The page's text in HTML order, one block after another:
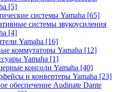
[5]
системы Yamaha [65]
системы звукоусиления
[4]
Yamaha [16]
коммутаторы Yamaha [12]
Yamaha [1]
консоли Yamaha [40]
и конвертеры Yamaha [23]
обеспечение Audinate Dante